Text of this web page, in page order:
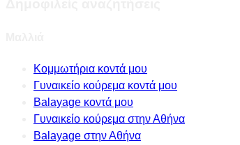
Κομμωτήρια κοντά μου
Γυναικείο κούρεμα κοντά μου
Balayage κοντά μου
Γυναικείο κούρεμα στην Αθήνα
Balayage στην Αθήνα